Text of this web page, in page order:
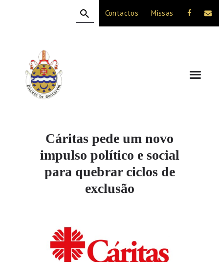
Contactos Missas
Cáritas pede um novo
impulso político e social
para quebrar ciclos de
exclusão
A DIOCESE
CELEBRAÇÃO
VIDA CRISTÃ
NOTÍCIAS